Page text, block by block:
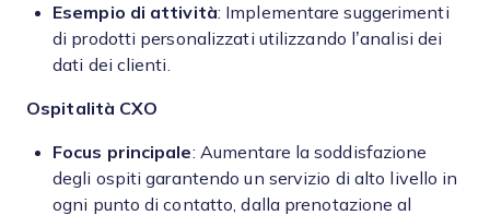
Esempio di attività: Implementare suggerimenti
di prodotti personalizzati utilizzando l’analisi dei
dati dei clienti.
Ospitalità CXO
Focus principale: Aumentare la soddisfazione
degli ospiti garantendo un servizio di alto livello in
ogni punto di contatto, dalla prenotazione al